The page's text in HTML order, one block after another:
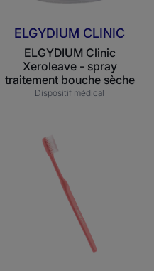
ELGYDIUM CLINIC
ELGYDIUM Clinic
Xeroleave - spray
traitement bouche sèche
Dispositif médical
brosse
à
dents